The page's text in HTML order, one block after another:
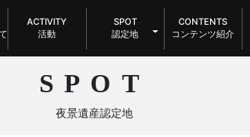
ACTIVITY
活動
SPOT
認定地
CONTENTS
コンテンツ紹介
SPOT
夜景遺産認定地